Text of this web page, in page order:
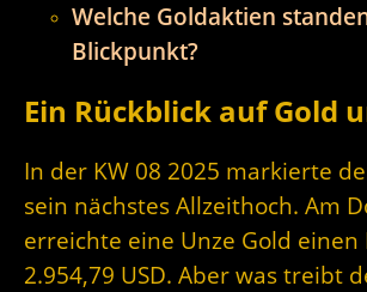
Welche Goldaktien
Blickpunkt?
Ein Rückblick auf Gold
In der KW 08 2025 markierte
sein nächstes Allzeithoch. Am
erreichte eine Unze Gold einen
2.954,79 USD. Aber was treibt